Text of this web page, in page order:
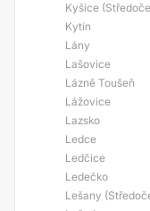
Kyšice
Kytín
Lány
Lašovice
Lázně Toušeň
Lážovice
Lazsko
Ledce
Ledčice
Ledečko
Lešany